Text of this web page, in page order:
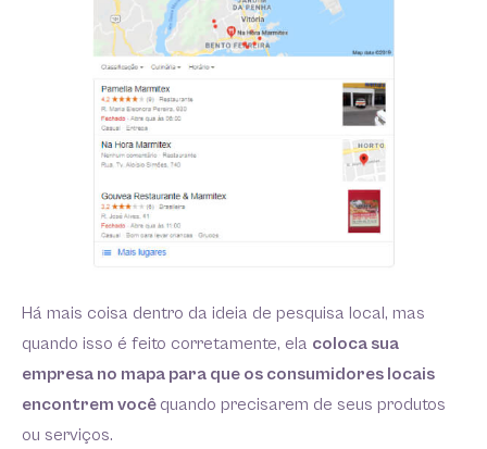
Há mais coisa dentro da ideia de pesquisa local, mas
quando isso é feito corretamente, ela coloca sua
empresa no mapa para que os consumidores locais
encontrem você quando precisarem de seus produtos
ou serviços.